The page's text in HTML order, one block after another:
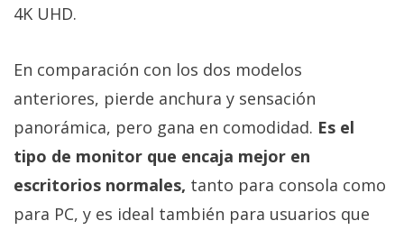
4K UHD.
En comparación con los dos modelos
anteriores, pierde anchura y sensación
panorámica, pero gana en comodidad. Es el
tipo de monitor que encaja mejor en
escritorios normales, tanto para consola como
para PC, y es ideal también para usuarios que